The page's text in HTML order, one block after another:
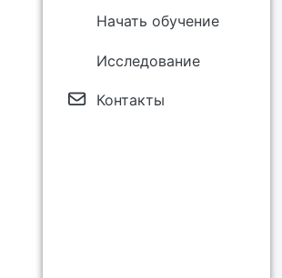
Начать обучение
Исследование
Контакты